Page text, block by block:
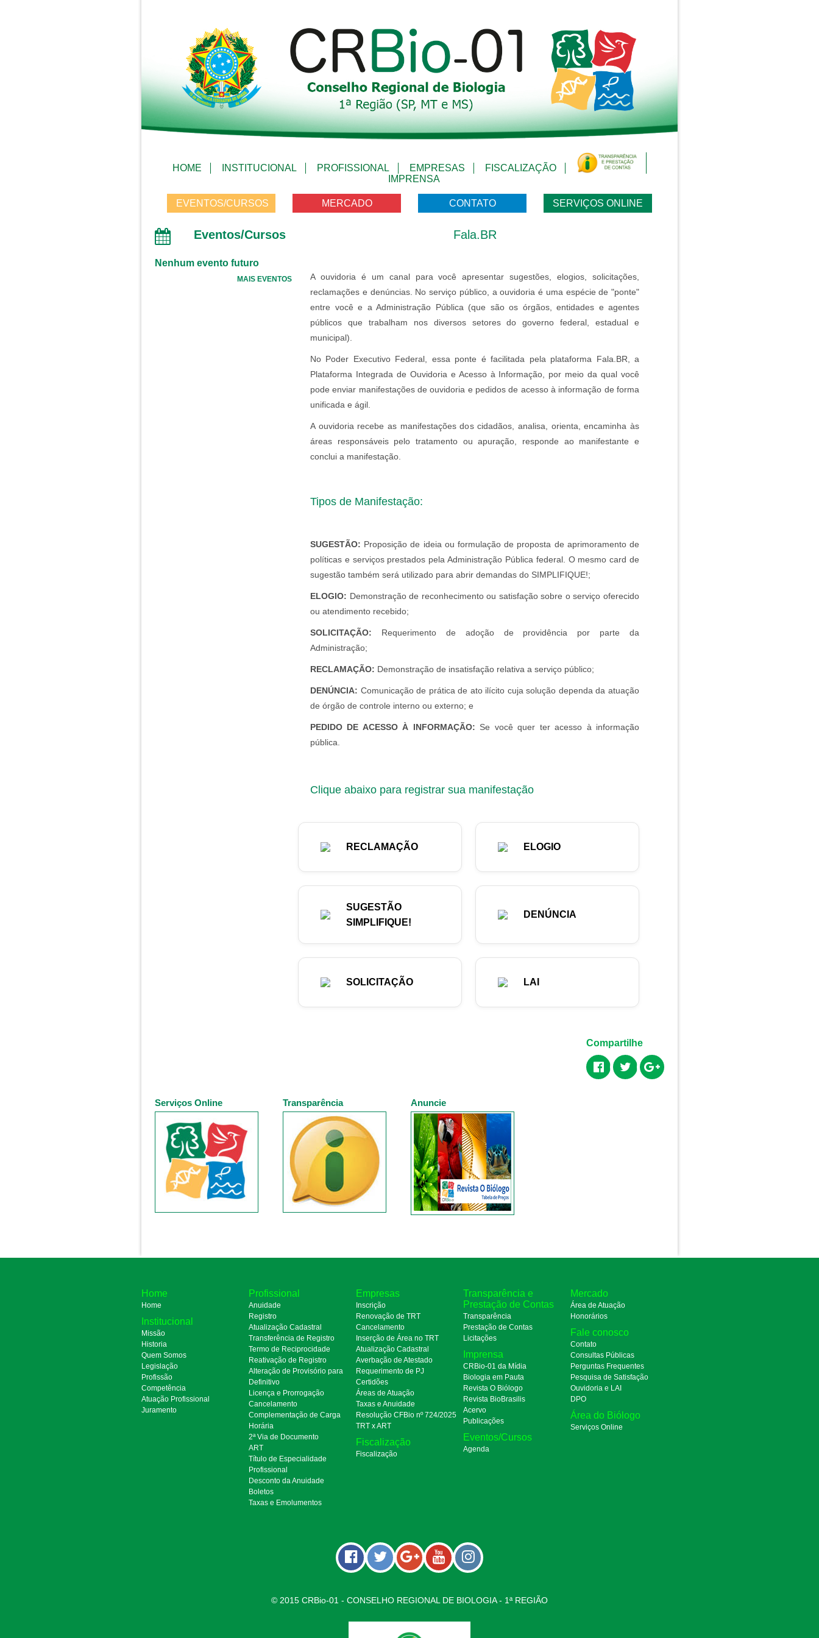
HOME INSTITUCIONAL PROFISSIONAL EMPRESAS
FISCALIZAÇÃO
IMPRENSA
EVENTOS/CURSOS MERCADO CONTATO SERVIÇOS ONLINE
Eventos/Cursos
Nenhum evento futuro
MAIS EVENTOS
Fala.BR
A ouvidoria é um canal para você apresentar sugestões, elogios, solicitações,
reclamações e denúncias. No serviço público, a ouvidoria é uma espécie de "ponte"
entre você e a Administração Pública (que são os órgãos, entidades e agentes
públicos que trabalham nos diversos setores do governo federal, estadual e
municipal).
No Poder Executivo Federal, essa ponte é facilitada pela plataforma Fala.BR, a
Plataforma Integrada de Ouvidoria e Acesso à Informação, por meio da qual você
pode enviar manifestações de ouvidoria e pedidos de acesso à informação de forma
unificada e ágil.
A ouvidoria recebe as manifestações dos cidadãos, analisa, orienta, encaminha às
áreas responsáveis pelo tratamento ou apuração, responde ao manifestante e
conclui a manifestação.
Tipos de Manifestação:
SUGESTÃO: Proposição de ideia ou formulação de proposta de aprimoramento de
políticas e serviços prestados pela Administração Pública federal. O mesmo card de
sugestão também será utilizado para abrir demandas do SIMPLIFIQUE!;
ELOGIO: Demonstração de reconhecimento ou satisfação sobre o serviço oferecido
ou atendimento recebido;
SOLICITAÇÃO: Requerimento de adoção de providência por parte da
Administração;
RECLAMAÇÃO: Demonstração de insatisfação relativa a serviço público;
DENÚNCIA: Comunicação de prática de ato ilícito cuja solução dependa da atuação
de órgão de controle interno ou externo; e
PEDIDO DE ACESSO À INFORMAÇÃO: Se você quer ter acesso à informação
pública.
Clique abaixo para registrar sua manifestação
RECLAMAÇÃO ELOGIO
SUGESTÃO
SIMPLIFIQUE!
DENÚNCIA
SOLICITAÇÃO LAI
Compartilhe
Serviços Online Transparência Anuncie
Home
Home
Institucional
Missão
Historia
Quem Somos
Legislação
Profissão
Competência
Atuação Profissional
Juramento
Profissional
Anuidade
Registro
Atualização Cadastral
Transferência de Registro
Termo de Reciprocidade
Reativação de Registro
Alteração de Provisório para
Definitivo
Licença e Prorrogação
Cancelamento
Complementação de Carga
Horária
2ª Via de Documento
ART
Título de Especialidade
Profissional
Desconto da Anuidade
Boletos
Taxas e Emolumentos
Empresas
Inscrição
Renovação de TRT
Cancelamento
Inserção de Área no TRT
Atualização Cadastral
Averbação de Atestado
Requerimento de PJ
Certidões
Áreas de Atuação
Taxas e Anuidade
Resolução CFBio nº 724/2025
TRT x ART
Fiscalização
Fiscalização
Transparência e
Prestação de Contas
Transparência
Prestação de Contas
Licitações
Imprensa
CRBio-01 da Mídia
Biologia em Pauta
Revista O Biólogo
Revista BioBrasilis
Acervo
Publicações
Eventos/Cursos
Agenda
Mercado
Área de Atuação
Honorários
Fale conosco
Contato
Consultas Públicas
Perguntas Frequentes
Pesquisa de Satisfação
Ouvidoria e LAI
DPO
Área do Biólogo
Serviços Online
© 2015 CRBio-01 - CONSELHO REGIONAL DE BIOLOGIA - 1ª REGIÃO